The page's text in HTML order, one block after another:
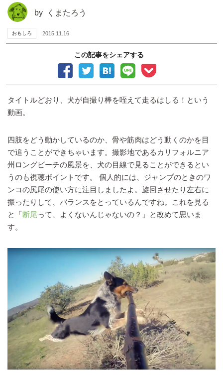
by くまたろう
おもしろ 2015.11.16
この記事をシェアする
タイトルどおり、犬が自撮り棒を咥えて走るはしる！という
動画。
四肢をどう動かしているのか、骨や筋肉はどう動くのかを目
で追うことができちゃいます。撮影地であるカリフォルニア
州ロングビーチの風景を、犬の目線で見ることができるとい
うのも視聴ポイントです。 個人的には、ジャンプのときのワ
ンコの尻尾の使い方に注目しましたよ。旋回させたり左右に
振ったりして、バランスをとっているんですね。これを見る
と「断尾って、よくないんじゃないの？」と改めて思いま
す。